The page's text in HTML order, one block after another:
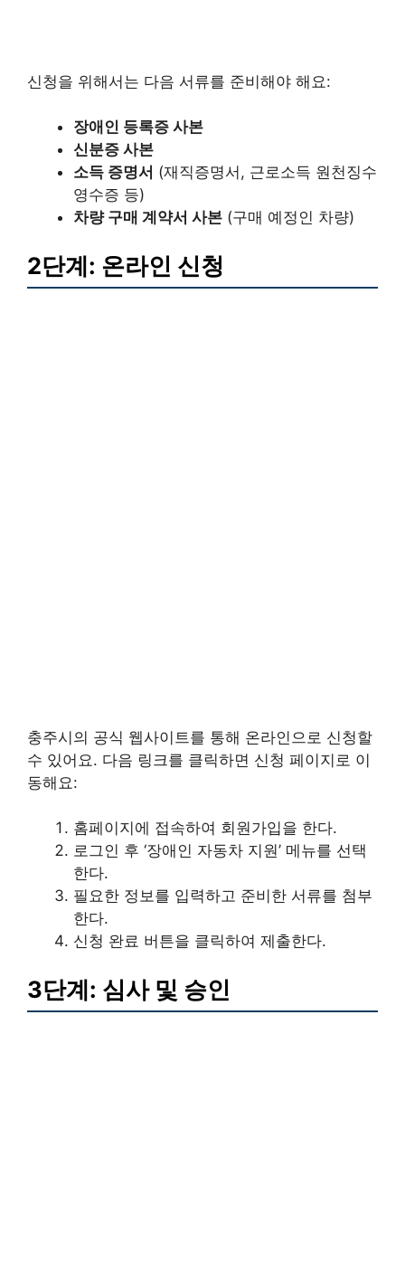
신청을 위해서는 다음 서류를 준비해야 해요:
장애인 등록증 사본
신분증 사본
소득 증명서 (재직증명서, 근로소득 원천징수
영수증 등)
차량 구매 계약서 사본 (구매 예정인 차량)
2단계: 온라인 신청
충주시의 공식 웹사이트를 통해 온라인으로 신청할
수 있어요. 다음 링크를 클릭하면 신청 페이지로 이
동해요:
홈페이지에 접속하여 회원가입을 한다.
로그인 후 ‘장애인 자동차 지원’ 메뉴를 선택
한다.
필요한 정보를 입력하고 준비한 서류를 첨부
한다.
신청 완료 버튼을 클릭하여 제출한다.
3단계: 심사 및 승인